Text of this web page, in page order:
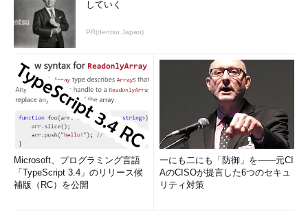
［貼り付けオプション］ボタンを使わずに書式を設定して貼
り付ける
貼り付けたいセルを右クリックし、メニューから［形式を選
択して貼り付け］を選択して、貼り付けオプションを選択す
キーボードショートカット（以前のOfficeのアクセスキー）で
素早くこの書式指定貼り付けを行うには、［Alt］＋［E］に続い
て［S］キーを押せばよい。
「 Tech TIPS
していく
PR(dentsu Japan)
Microsoft、プログラミング言語
「TypeScript 3.4」のリリース候
補版（RC）を公開
一にも二にも「防御」を――元CI
AのCISOが提言した6つのセキュ
リティ対策